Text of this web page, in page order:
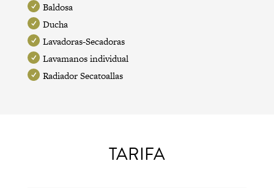
Baldosa
Ducha
Lavadoras-Secadoras
Lavamanos individual
Radiador Secatoallas
TARIFA